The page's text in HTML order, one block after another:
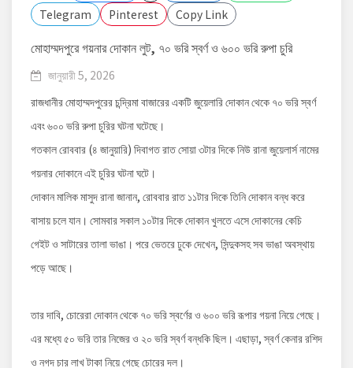
Telegram
Pinterest Copy Link
মোহাম্মদপুরে গয়নার দোকান লুট, ৭০ ভরি স্বর্ণ ও ৬০০ ভরি রুপা চুরি
জানুয়ারী 5, 2026
রাজধানীর মোহাম্মদপুরের চন্দ্রিমা বাজারের একটি জুয়েলারি দোকান থেকে ৭০ ভরি স্বর্ণ
এবং ৬০০ ভরি রুপা চুরির ঘটনা ঘটেছে।
গতকাল রোববার (৪ জানুয়ারি) দিবাগত রাত সোয়া ৩টার দিকে নিউ রানা জুয়েলার্স নামের
গয়নার দোকানে এই চুরির ঘটনা ঘটে।
দোকান মালিক মাসুদ রানা জানান, রোববার রাত ১১টার দিকে তিনি দোকান বন্ধ করে
বাসায় চলে যান। সোমবার সকাল ১০টার দিকে দোকান খুলতে এসে দোকানের কেচি
গেইট ও সাটারের তালা ভাঙা। পরে ভেতরে ঢুকে দেখেন, সিন্দুকসহ সব ভাঙা অবস্থায়
পড়ে আছে।
তার দাবি, চোরেরা দোকান থেকে ৭০ ভরি স্বর্ণের ও ৬০০ ভরি রূপার গয়না নিয়ে গেছে।
এর মধ্যে ৫০ ভরি তার নিজের ও ২০ ভরি স্বর্ণ বন্ধকি ছিল। এছাড়া, স্বর্ণ কেনার রশিদ
ও নগদ চার লাখ টাকা নিয়ে গেছে চোরের দল।